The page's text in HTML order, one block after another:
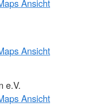
Ansicht
Ansicht
e.V.
Ansicht